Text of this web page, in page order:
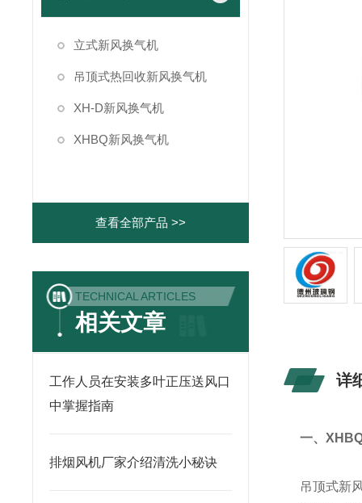
立式新风换气机
吊顶式热回收新风换气机
XH-D新风换气机
XHBQ新风换气机
查看全部产品 >>
TECHNICAL ARTICLES
相关文章
工作人员在安装多叶正压送风口
中掌握指南
排烟风机厂家介绍清洗小秘诀
详
一、
吊顶式新